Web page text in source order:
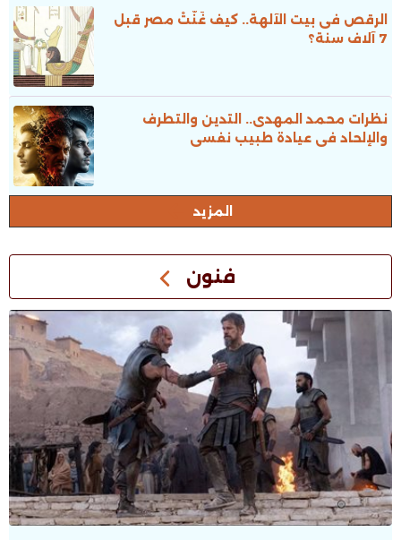
الرقص فى بيت الآلهة.. كيف غَنَّتْ مصر قبل
7 آلاف سنة؟
نظرات محمد المهدى.. التدين والتطرف
والإلحاد فى عيادة طبيب نفسى
المزيد
فنون